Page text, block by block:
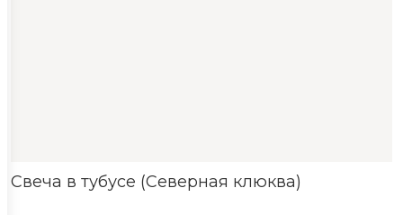
Свеча в тубусе (Северная клюква)